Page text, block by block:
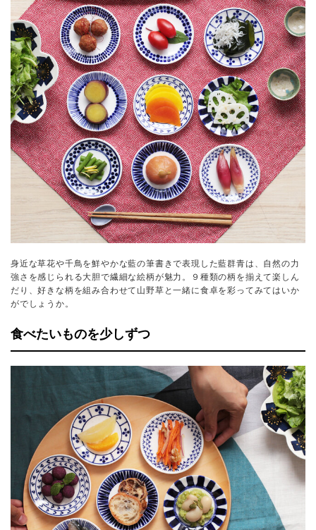
身近な草花や千鳥を鮮やかな藍の筆書きで表現した藍群青は、自然の力
強さを感じられる大胆で繊細な絵柄が魅力。９種類の柄を揃えて楽しん
だり、好きな柄を組み合わせて山野草と一緒に食卓を彩ってみてはいか
がでしょうか。
食べたいものを少しずつ